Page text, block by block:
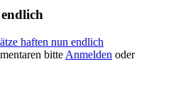
haften nun endlich
bitte Anmelden oder